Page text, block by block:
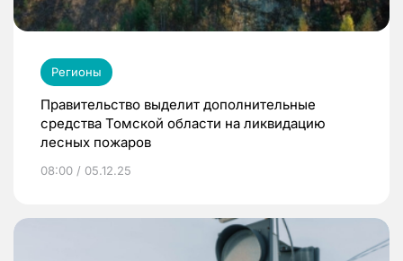
Регионы
Правительство выделит дополнительные
средства Томской области на ликвидацию
лесных пожаров
08:00 / 05.12.25